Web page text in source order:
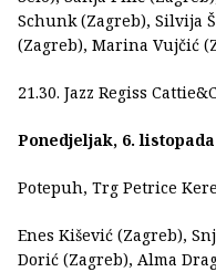
Schunk (Zagreb), Silvija
(Zagreb), Marina Vujčić
21.30. Jazz Regiss
Ponedjeljak, 6. listopada
Potepuh, Trg Petrice
Enes Kišević (Zagreb),
Dorić (Zagreb), Alma